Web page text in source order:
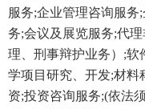
服务;企业管理咨询服务
务;会议及展览服务;代
理、刑事辩护业务）;软
学项目研究、开发;材料
资;投资咨询服务;(依法